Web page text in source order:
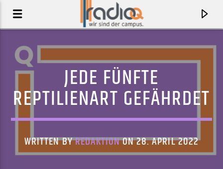
JEDE FÜNFTE
REPTILIENART GEFÄHRDET
WRITTEN BYREDAKTIONON 28. APRIL 2022